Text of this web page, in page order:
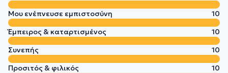
Μου ενέπνευσε εμπιστοσύνη
10
Έμπειρος & καταρτισμένος
10
Συνεπής
10
Προσιτός & φιλικός
10